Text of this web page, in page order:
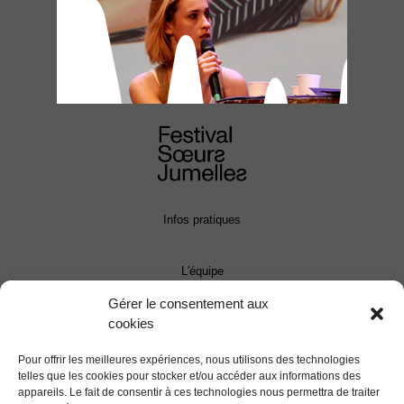
Gérer le consentement aux
cookies
Pour offrir les meilleures expériences, nous utilisons des technologies
telles que les cookies pour stocker et/ou accéder aux informations des
appareils. Le fait de consentir à ces technologies nous permettra de traiter
Infos pratiques
L'équipe
Presse